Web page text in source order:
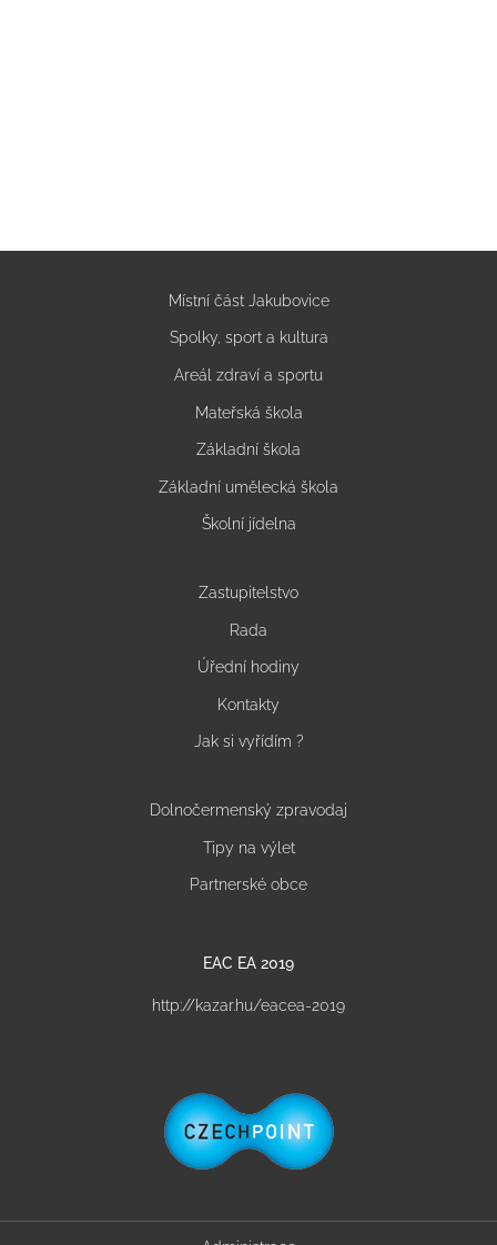
Místní část Jakubovice
Spolky, sport a kultura
Areál zdraví a sportu
Mateřská škola
Základní škola
Základní umělecká škola
Školní jídelna
Zastupitelstvo
Rada
Úřední hodiny
Kontakty
Jak si vyřídím ?
Dolnočermenský zpravodaj
Tipy na výlet
Partnerské obce
EAC EA 2019
http://kazar.hu/eacea-2019